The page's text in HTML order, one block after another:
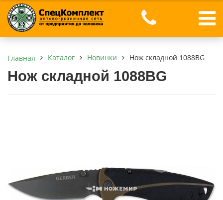
Главная Каталог Новинки Нож складной 1088BG
Нож складной 1088BG